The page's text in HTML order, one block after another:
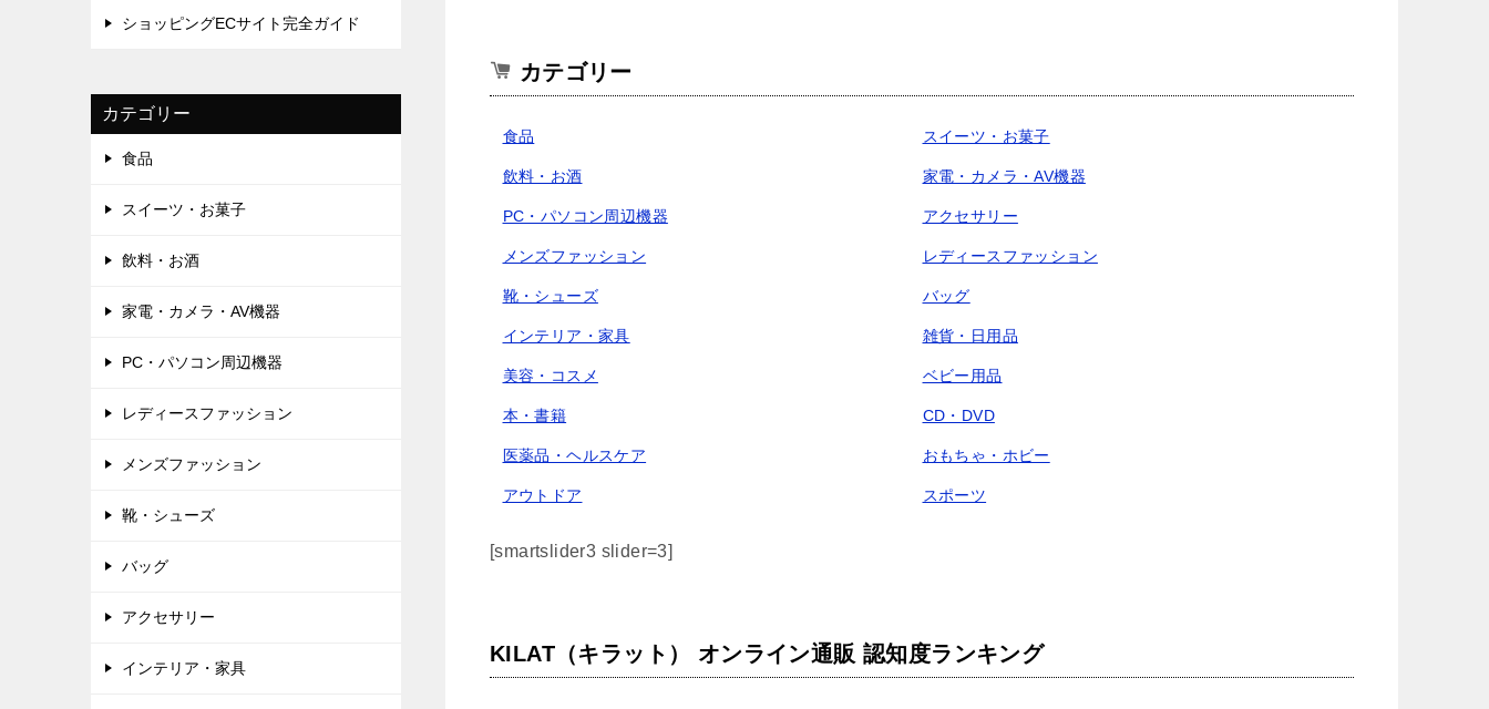
カテゴリー
食品 スイーツ・お菓子
飲料・お酒 家電・カメラ・AV機器
PC・パソコン周辺機器 アクセサリー
メンズファッション レディースファッション
靴・シューズ バッグ
インテリア・家具 雑貨・日用品
美容・コスメ ベビー用品
本・書籍 CD・DVD
医薬品・ヘルスケア おもちゃ・ホビー
アウトドア スポーツ
[smartslider3 slider=3]
KILAT（キラット） オンライン通販 認知度ランキング
ショッピングECサイト完全ガイド
カテゴリー
食品
スイーツ・お菓子
飲料・お酒
家電・カメラ・AV機器
PC・パソコン周辺機器
レディースファッション
メンズファッション
靴・シューズ
バッグ
アクセサリー
インテリア・家具